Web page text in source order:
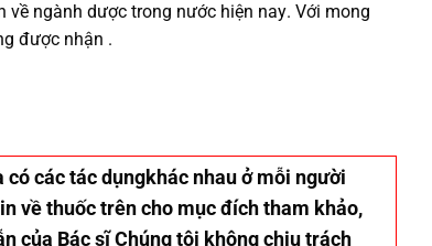
về ngành dược trong nướchiện nay. Với mong
được nhận .
các tác dụngkhác nhau ở mỗi người
về thuốc trên cho mục đích tham khảo,
của Bác sĩ Chúng tôi không chịu trách